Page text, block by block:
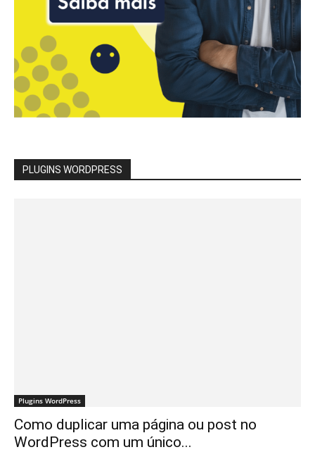
PLUGINS WORDPRESS
Plugins WordPress
Como duplicar uma página ou post no
WordPress com um único...